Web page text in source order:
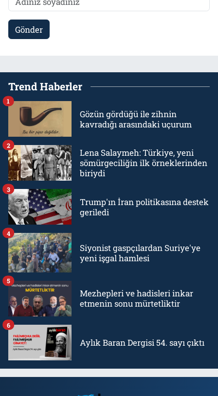
Gönder
Trend Haberler
Gözün gördüğü ile zihnin
kavradığı arasındaki uçurum
1
Lena Salaymeh: Türkiye, yeni
sömürgeciliğin ilk örneklerinden
biriydi
2
Trump'ın İran politikasına destek
geriledi
3
Siyonist gaspçılardan Suriye'ye
yeni işgal hamlesi
4
Mezhepleri ve hadisleri inkar
etmenin sonu mürtetliktir
5
Aylık Baran Dergisi 54. sayı çıktı
6